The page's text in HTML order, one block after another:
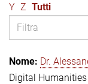
Y Z Tutti
Dr.
Digital